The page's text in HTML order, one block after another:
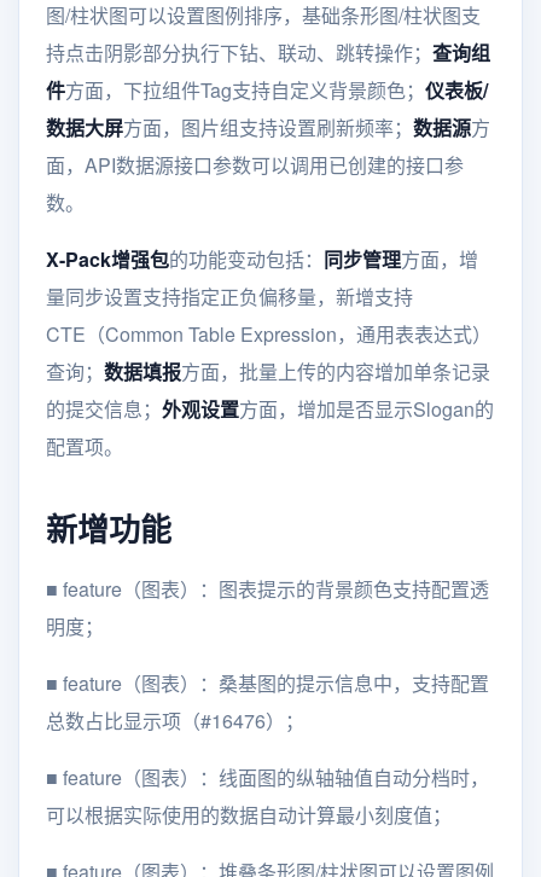
图/柱状图可以设置图例排序，基础条形图/柱状图支
持点击阴影部分执行下钻、联动、跳转操作； 查询组
件方面，下拉组件Tag支持自定义背景颜色； 仪表板/
数据大屏方面，图片组支持设置刷新频率； 数据源方
面，API数据源接口参数可以调用已创建的接口参
数。
X-Pack增强包的功能变动包括： 同步管理方面，增
量同步设置支持指定正负偏移量，新增支持
CTE（Common Table Expression，通用表表达式）
查询； 数据填报方面，批量上传的内容增加单条记录
的提交信息； 外观设置方面，增加是否显示Slogan的
配置项。
新增功能
■ feature（图表）：图表提示的背景颜色支持配置透
明度；
■ feature（图表）：桑基图的提示信息中，支持配置
总数占比显示项（#16476）；
■ feature（图表）：线面图的纵轴轴值自动分档时，
可以根据实际使用的数据自动计算最小刻度值；